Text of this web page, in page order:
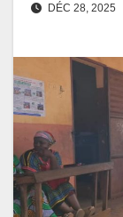
DÉC 28, 2025